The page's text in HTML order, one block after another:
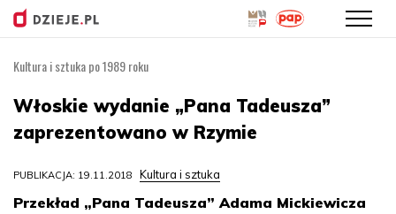
treści
Kultura i sztuka po 1989 roku
Włoskie wydanie „Pana Tadeusza”
zaprezentowano w Rzymie
PUBLIKACJA: 19.11.2018 Kultura i sztuka
Przekład „Pana Tadeusza” Adama Mickiewicza